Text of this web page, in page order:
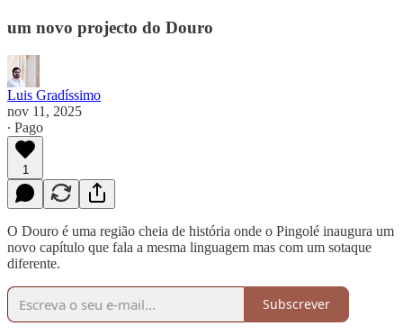
um novo projecto do Douro
Luis Gradíssimo
nov 11, 2025
∙ Pago
1
O Douro é uma região cheia de história onde o Pingolé inaugura um
novo capítulo que fala a mesma linguagem mas com um sotaque
diferente.
Subscrever